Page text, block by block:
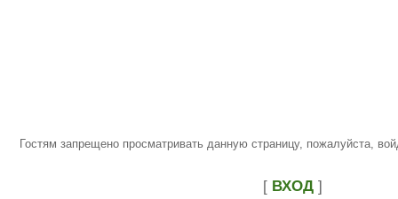
Гостям запрещено просматривать данную страницу, пожалуйста,
[ ВХОД ]